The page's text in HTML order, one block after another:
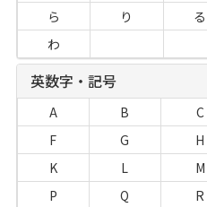
ら
り る
わ
英数字・記号
A B C
F
G H
K
L M
P
Q R